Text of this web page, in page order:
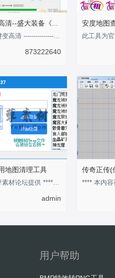
模糊图片变高清--盛大装备《剑甲内观外观》
模糊图片一键变高清 ---------------性-----感-----的-----分-----界-----线-----
873222640
地图清理工具
本工具由妖孽素材论坛提供 **** 本内容被作者隐藏 ****
admin
传奇正传(
**** 本内
用户帮助